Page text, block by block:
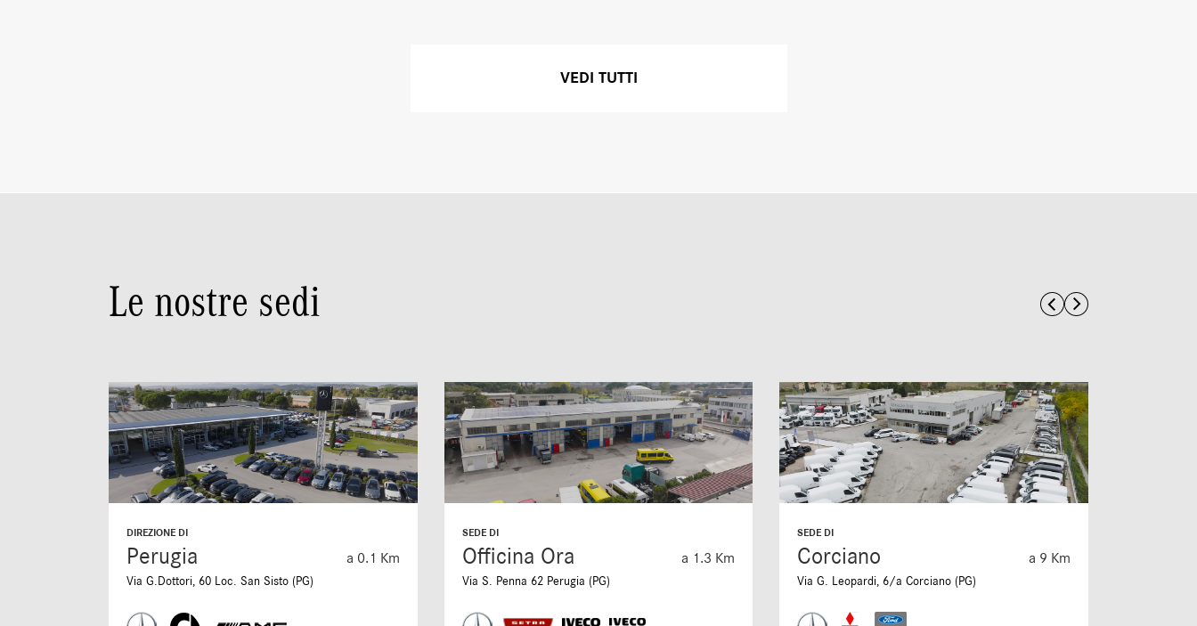
VEDI TUTTI
Le nostre sedi
DIREZIONE DI
Perugia a 0.1 Km
Via G.Dottori, 60 Loc. San Sisto (PG)
SEDE DI
Officina Ora a 1.3 Km
Via S. Penna 62 Perugia (PG)
SEDE DI
Corciano a 9 Km
Via G. Leopardi, 6/a Corciano (PG)